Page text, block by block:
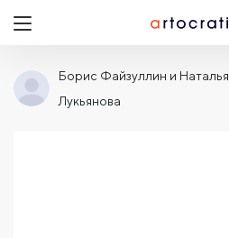
Борис Файзуллин и Наталья
Лукьянова